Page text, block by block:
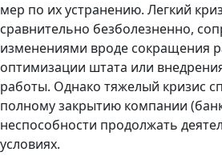
мер по их устранению. Легкий
сравнительно безболезненно,
изменениями вроде сокращения
оптимизации штата или
работы. Однако тяжелый кризис
полному закрытию компании
неспособности продолжать
условиях.